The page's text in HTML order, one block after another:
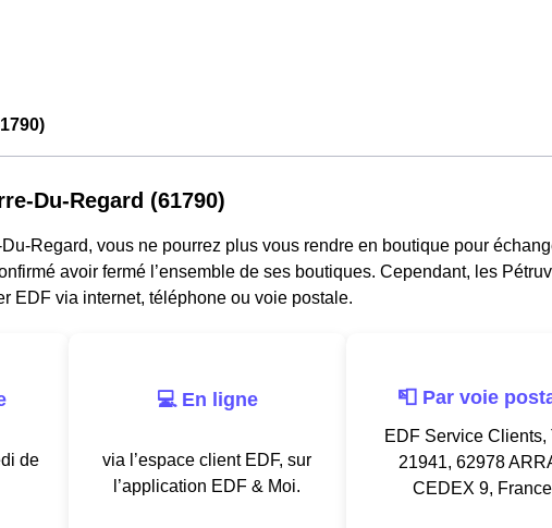
Du-Regard (61790)
Regard, vous ne pourrez plus vous rendre en boutique pour
avoir fermé l’ensemble de ses boutiques. Cependant, les
EDF via internet, téléphone ou voie postale.
de
💻 En ligne
via l’espace client EDF, sur
l’application EDF & Moi.
📮 Par voie
EDF Service Clients,
21941, 62978
CEDEX 9,